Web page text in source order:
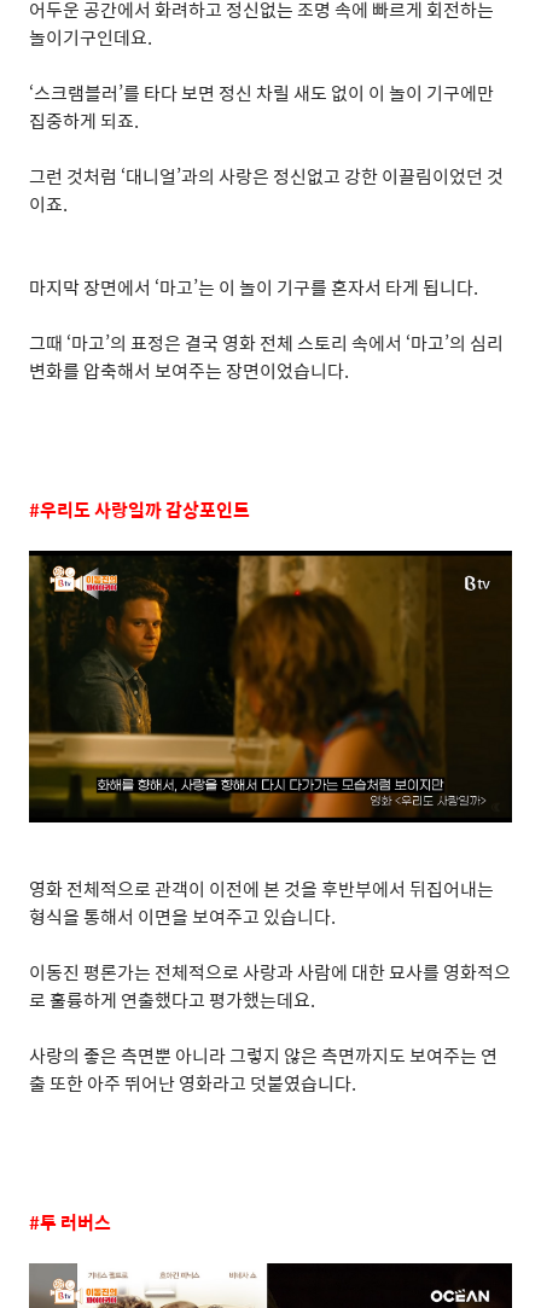
어두운 공간에서 화려하고 정신없는 조명 속에 빠르게 회전하는
놀이기구인데요.
‘스크램블러’를 타다 보면 정신 차릴 새도 없이 이 놀이 기구에만
집중하게 되죠.
그런 것처럼 ‘대니얼’과의 사랑은 정신없고 강한 이끌림이었던 것
이죠.
마지막 장면에서 ‘마고’는 이 놀이 기구를 혼자서 타게 됩니다.
그때 ‘마고’의 표정은 결국 영화 전체 스토리 속에서 ‘마고’의 심리
변화를 압축해서 보여주는 장면이었습니다.
#우리도 사랑일까 감상포인트
영화 전체적으로 관객이 이전에 본 것을 후반부에서 뒤집어내는
형식을 통해서 이면을 보여주고 있습니다.
이동진 평론가는 전체적으로 사랑과 사람에 대한 묘사를 영화적으
로 훌륭하게 연출했다고 평가했는데요.
사랑의 좋은 측면뿐 아니라 그렇지 않은 측면까지도 보여주는 연
출 또한 아주 뛰어난 영화라고 덧붙였습니다.
#투 러버스